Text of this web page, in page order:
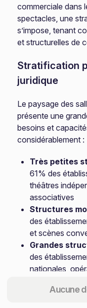
Aucune
commerciale dans
spectacles, une
s’impose, tenant
et structurelles de
Stratification
juridique
Le paysage des
présente une
besoins et
considérablement :
Très petites
61% des
théâtres
associatives
Structures
des
et scènes
Grandes
des
nationales,